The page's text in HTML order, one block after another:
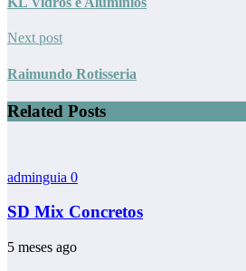
Next post
Raimundo Rotisseria
Related Posts
adminguia 0
SD Mix Concretos
5 meses ago